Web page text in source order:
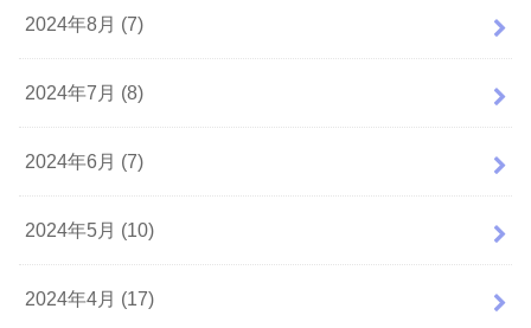
2024年8月 (7)
2024年7月 (8)
2024年6月 (7)
2024年5月 (10)
2024年4月 (17)